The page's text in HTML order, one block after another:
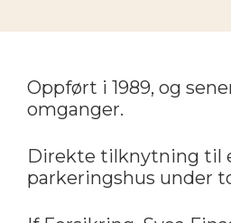
Oppført i 1989, og
omganger.
Direkte tilknytning til
parkeringshus under